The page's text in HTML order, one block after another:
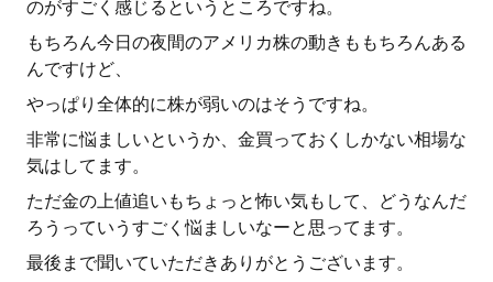
のがすごく感じるというところですね。
もちろん今日の夜間のアメリカ株の動きももちろんある
んですけど、
やっぱり全体的に株が弱いのはそうですね。
非常に悩ましいというか、金買っておくしかない相場な
気はしてます。
ただ金の上値追いもちょっと怖い気もして、どうなんだ
ろうっていうすごく悩ましいなーと思ってます。
最後まで聞いていただきありがとうございます。